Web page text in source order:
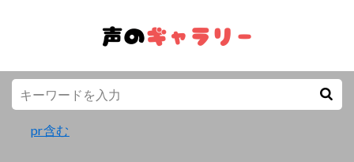
pr含む